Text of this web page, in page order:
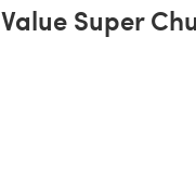
Super